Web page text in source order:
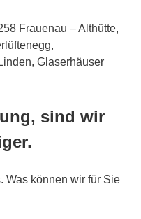
Frauenau – Althütte,
Glaserhäuser
sind wir
Was können wir für Sie